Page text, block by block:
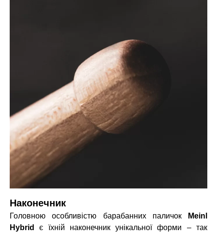
Наконечник
Головною особливістю барабанних паличок
Meinl
Hybrid
є їхній наконечник унікальної форми – так